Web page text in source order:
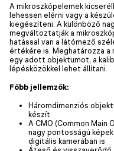
A mikroszkópelemek
lehessen elérni vagy a
kiegészíteni. A különböző
megváltoztatják a
hatással van a látómező
értékére is. Meghatározza a
egy adott objektumot, a
lépésközökkel lehet állítani.
Főbb jellemzők:
Háromdimenziós
készít
A CMO (Common Main
nagy pontosságú
digitális kamerában is